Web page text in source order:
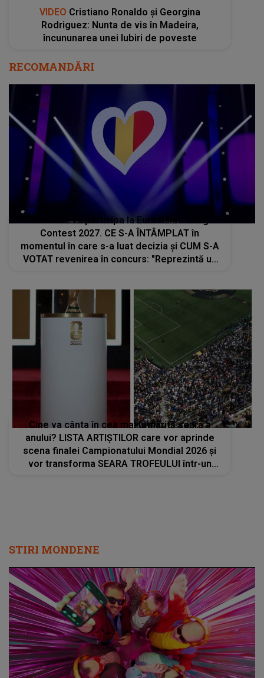
VIDEO Cristiano Ronaldo și Georgina
Rodriguez: Nunta de vis în Madeira,
încununarea unei Iubiri de poveste
RECOMANDĂRI
România va participa la Eurovision Song
Contest 2027. CE S-A ÎNTÂMPLAT în
momentul în care s-a luat decizia și CUM S-A
VOTAT revenirea în concurs: "Reprezintă un
Cine va cânta în cea mai urmărită seară a
anului? LISTA ARTIȘTILOR care vor aprinde
scena finalei Campionatului Mondial 2026 și
vor transforma SEARA TROFEULUI într-un
STIRI MONDENE